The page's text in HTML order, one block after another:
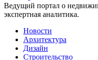
Ведущий портал о
экспертная аналитика.
Новости
Архитектура
Дизайн
Строительство